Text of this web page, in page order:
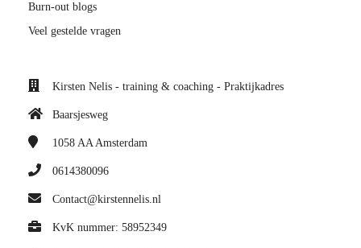
Burn-out blogs
Veel gestelde vragen
Kirsten Nelis - training & coaching - Praktijkadres
Baarsjesweg
1058 AAAmsterdam
0614380096
Contact@kirstennelis.nl
KvK nummer: 58952349